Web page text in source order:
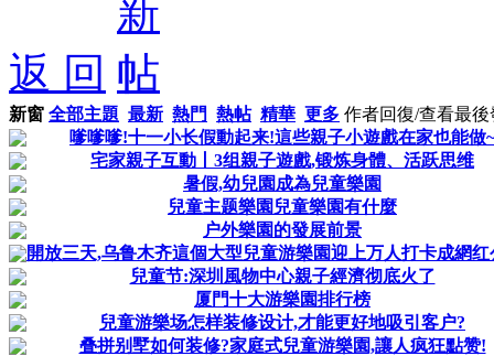
返 回
新窗 全部主題 最新 熱門 熱帖 精華 更多 作者回復/查看最後
嗲嗲嗲!十一小长假動起来!這些親子小遊戲在家也能做~
宅家親子互動丨3组親子遊戲,锻炼身體、活跃思维
暑假,幼兒園成為兒童樂園
兒童主题樂園兒童樂園有什麼
户外樂園的發展前景
開放三天,乌鲁木齐這個大型兒童游樂園迎上万人打卡成網红
兒童节:深圳風物中心親子經濟彻底火了
厦門十大游樂園排行榜
兒童游樂场怎样装修设计,才能更好地吸引客户?
叠拼别墅如何装修?家庭式兒童游樂園,讓人疯狂點赞!